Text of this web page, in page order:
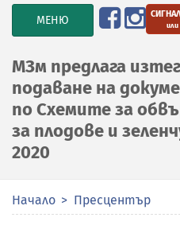
TOGGLE
NAVIGATION
МЕНЮ или
МЗм предлага
подаване на
по Схемите за
за плодове и
2020
Начало Пресцентър